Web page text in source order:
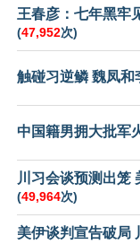
王春彦：七年黑牢
(47,952次)
触碰习逆鳞 魏凤和
中国籍男拥大批军
川习会谈预测出笼
(49,964次)
美伊谈判宣告破局